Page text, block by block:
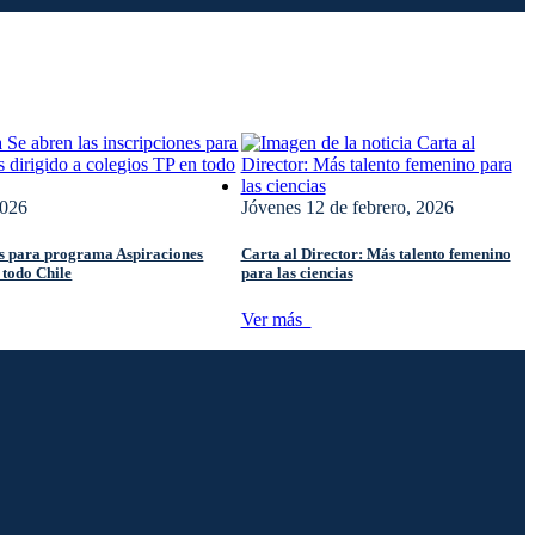
para programa Aspiraciones
Chile
Jóvenes 12 de febrero, 2026
Carta al Director: Más talento femenino
para las ciencias
Ver más